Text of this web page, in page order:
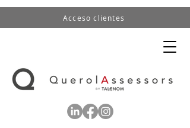
Acceso clientes